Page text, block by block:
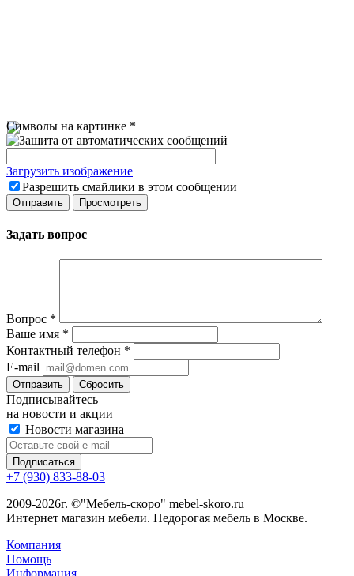
Символы на картинке *
Загрузить изображение
Разрешить смайлики в этом сообщении
Задать вопрос
Вопрос *
Ваше имя *
Контактный телефон *
E-mail
Сбросить
Подписывайтесь
на новости и акции
Новости магазина
+7 (930) 833-88-03
2009-2026г. ©"Мебель-скоро" mebel-skoro.ru
Интернет магазин мебели. Недорогая мебель в Москве.
Компания
Помощь
Информация